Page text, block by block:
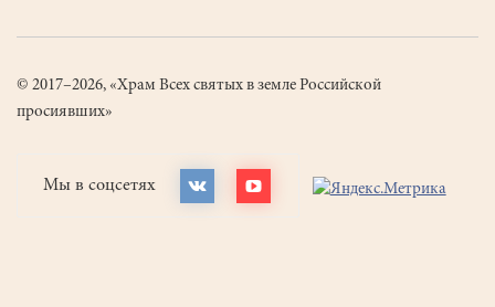
© 2017–2026, «Храм Всех святых в земле Российской
просиявших»
Мы в соцсетях